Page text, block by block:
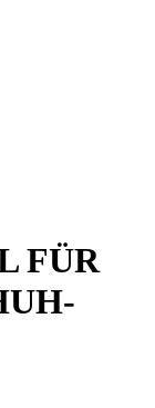
FÜR